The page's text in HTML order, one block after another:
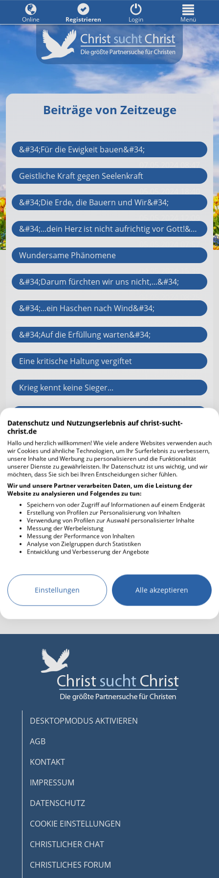
Beiträge von Zeitzeuge
&#34;Für die Ewigkeit bauen&#34;
Geistliche Kraft gegen Seelenkraft
&#34;Die Erde, die Bauern und Wir&#34;
&#34;...dein Herz ist nicht aufrichtig vor Gott!&#34;
Wundersame Phänomene
&#34;Darum fürchten wir uns nicht,...&#34;
&#34;...ein Haschen nach Wind&#34;
&#34;Auf die Erfüllung warten&#34;
Eine kritische Haltung vergiftet
Krieg kennt keine Sieger...
du trachtest nach großen Dingen für dich?
28.04.2024 09:23
Wie Menschen in ihrer Not auch noch verführt werden
27.04.2024 15:31
Der Unterschied im Wirken Gottes und Satans
27.04.2024 07:49
Wie regiert die globale Elite?
1
2 3 4 5
zurück
Online Registrieren Login Menü
DESKTOPMODUS AKTIVIEREN
AGB
KONTAKT
IMPRESSUM
DATENSCHUTZ
COOKIE EINSTELLUNGEN
CHRISTLICHER CHAT
CHRISTLICHES FORUM
Datenschutz und Nutzungserlebnis auf christ-sucht-
christ.de
Hallo und herzlich willkommen! Wie viele andere Websites verwenden auch
wir Cookies und ähnliche Technologien, um Ihr Surferlebnis zu verbessern,
unsere Inhalte und Werbung zu personalisieren und die Funktionalität
unserer Dienste zu gewährleisten. Ihr Datenschutz ist uns wichtig, und wir
möchten, dass Sie sich bei Ihren Entscheidungen sicher fühlen.
Wir und unsere Partner verarbeiten Daten, um die Leistung der
Website zu analysieren und Folgendes zu tun:
Speichern von oder Zugriff auf Informationen auf einem Endgerät
Erstellung von Profilen zur Personalisierung von Inhalten
Verwendung von Profilen zur Auswahl personalisierter Inhalte
Messung der Werbeleistung
Messung der Performance von Inhalten
Analyse von Zielgruppen durch Statistiken
Entwicklung und Verbesserung der Angebote
Einstellungen Alle akzeptieren